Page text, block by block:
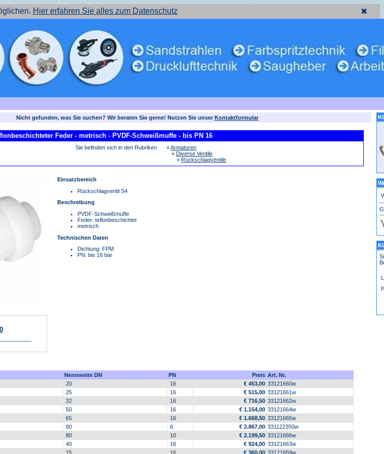
Hier erfahren Sie alles zum Datenschutz ✖
Nicht gefunden, was Sie suchen? Wir beraten Sie gerne! Nutzen Sie unserKontaktformular
Feder - metrisch - PVDF-Schweißmuffe - bis PN 16
Sie befinden sich in den Rubriken »Armaturen
» Diverse Ventile
» Rückschlagventile
Einsatzbereich
Rückschlagventil S4
Beschreibung
PVDF-Schweißmuffe
Feder: teflonbeschichtet
metrisch
Technischen Daten
Dichtung: FPM
PN: bis 16 bar
Nennweite DN PN Preis Art. Nr.
20 16 € 453,00 33121660w
25 16 € 515,00 33121661w
32 16 € 716,50 33121662w
50 16 € 1.154,00 33121664w
65 16 € 1.668,50 33121665w
80 6 € 2.867,00 331122350w
80 10 € 2.199,50 33121666w
40 16 € 924,00 33121663w
15 16 € 360,00 33121659w